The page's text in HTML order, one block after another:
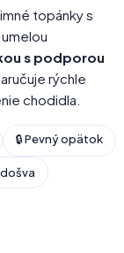
topánky s
umelou
s podporou
rýchle
chodidla.
🔒 Pevný opätok